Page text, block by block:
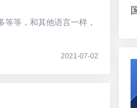
等，和其他语言一样，
2021-07-02